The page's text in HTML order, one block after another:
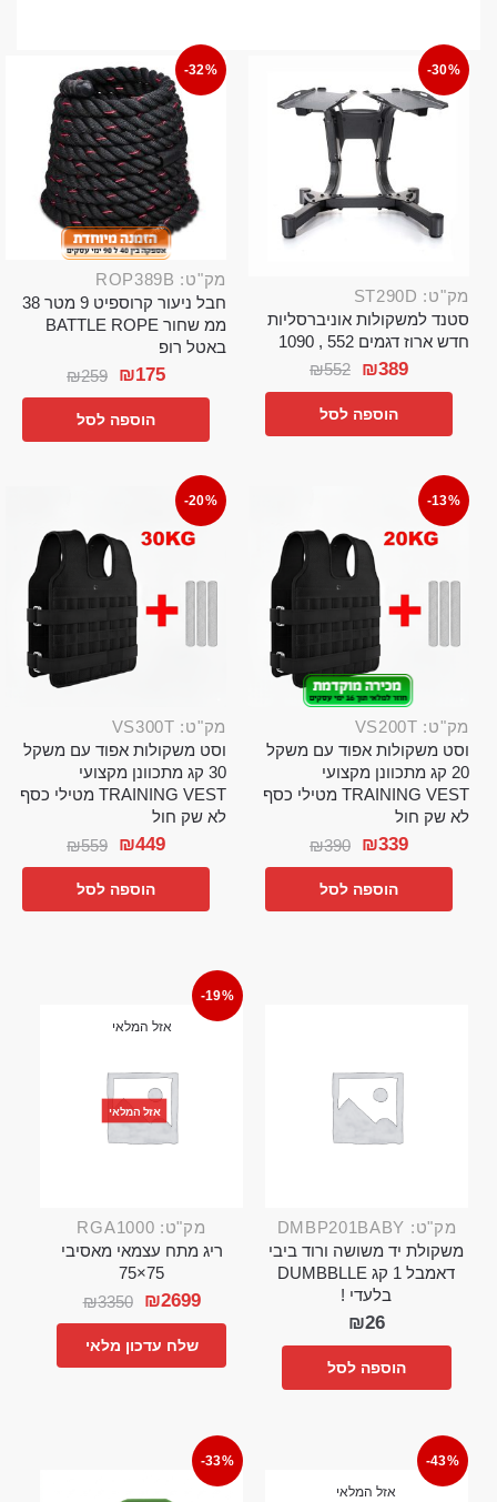
-30%
מק"ט: ST290D
סטנד למשקולות אוניברסליות
חדש ארוז דגמים 552 , 1090
₪552 ₪389
הוספה לסל
-32%
מק"ט: ROP389B
חבל ניעור קרוספיט 9 מטר 38
ממ שחור BATTLE ROPE
באטל רופ
₪259 ₪175
הוספה לסל
-13%
מק"ט: VS200T
וסט משקולות אפוד עם משקל
20 קג מתכוונן מקצועי
TRAINING VEST מטילי כסף
לא שק חול
₪390 ₪339
הוספה לסל
-20%
מק"ט: VS300T
וסט משקולות אפוד עם משקל
30 קג מתכוונן מקצועי
TRAINING VEST מטילי כסף
לא שק חול
₪559 ₪449
הוספה לסל
מק"ט: DMBP201BABY
משקולת יד משושה ורוד ביבי
דאמבל 1 קג DUMBBLLE
בלעדי !
₪26
הוספה לסל
-19%
אזל המלאי
אזל המלאי
מק"ט: RGA1000
ריג מתח עצמאי מאסיבי
75×75
₪3350 ₪2699
שלח עדכון מלאי
-43%
אזל המלאי
-33%